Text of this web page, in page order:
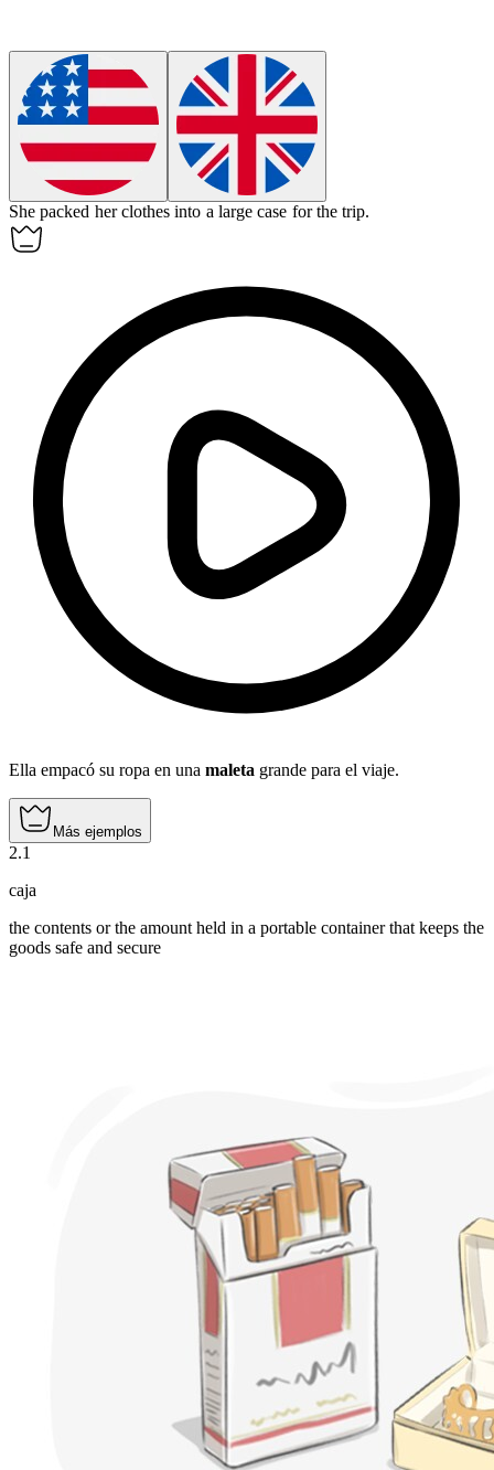
She packed her clothes into a largecase for the trip.
Ella empacó su ropa en una maleta grande para el viaje.
Más ejemplos
2.1
caja
the contents or the amount held in a portable container that keeps the
goods safe and secure